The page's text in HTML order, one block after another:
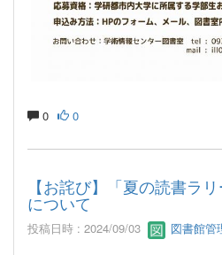
0 0
【お詫び】「夏の読書ラ
について
投稿日時 : 2024/09/03 図書館管